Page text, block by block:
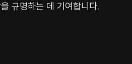
규명하는 데 기여합니다.